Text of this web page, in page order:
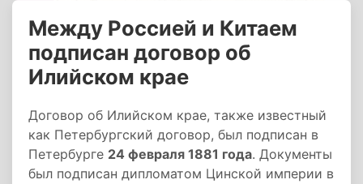
Между Россией и Китаем
подписан договор об
Илийском крае
Договор об Илийском крае, также известный
как Петербургский договор, был подписан в
Петербурге 24 февраля 1881 года. Документы
был подписан дипломатом Цинской империи в